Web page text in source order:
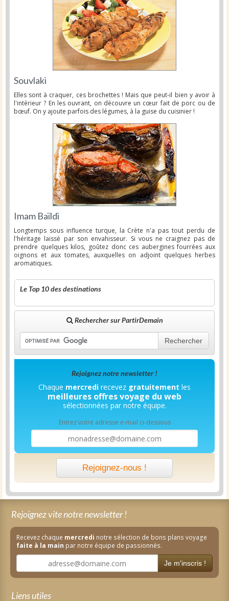
Souvlaki
Elles sont à craquer, ces brochettes ! Mais que peut-il bien y avoir à
l'intérieur ? En les ouvrant, on découvre un cœur fait de porc ou de
bœuf. On y ajoute parfois des légumes, à la guise du cuisinier !
Imam Baïldi
Longtemps sous influence turque, la Crète n'a pas tout perdu de
l'héritage laissé par son envahisseur. Si vous ne craignez pas de
prendre quelques kilos, goûtez donc ces aubergines fourrées aux
oignons et aux tomates, auxquelles on adjoint quelques herbes
aromatiques.
Le Top 10 des destinations
Rechercher sur PartirDemain
Rechercher
Rejoignez notre newsletter !
Chaque mercredi recevez gratuitement les
meilleures offres voyage du web
sélectionnées par notre équipe.
Entrez votre adresse e-mail ci-dessous
Rejoignez-nous !
Rejoignez vite notre newsletter !
Recevez chaque mercredi notre sélection de bons plans voyage
faite à la main par notre équipe de passionnés.
Je m'inscris !
Liens utiles